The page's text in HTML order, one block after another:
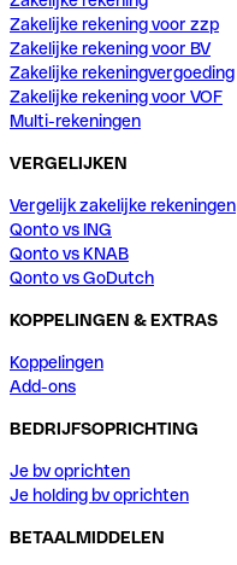
Zakelijke rekening voor zzp
Zakelijke rekening voor BV
Zakelijke rekeningvergoeding
Zakelijke rekening voor VOF
Multi-rekeningen
VERGELIJKEN
Vergelijk zakelijke rekeningen
Qonto vs ING
Qonto vs KNAB
Qonto vs GoDutch
KOPPELINGEN & EXTRAS
Koppelingen
Add-ons
BEDRIJFSOPRICHTING
Je bv oprichten
Je holding bv oprichten
BETAALMIDDELEN